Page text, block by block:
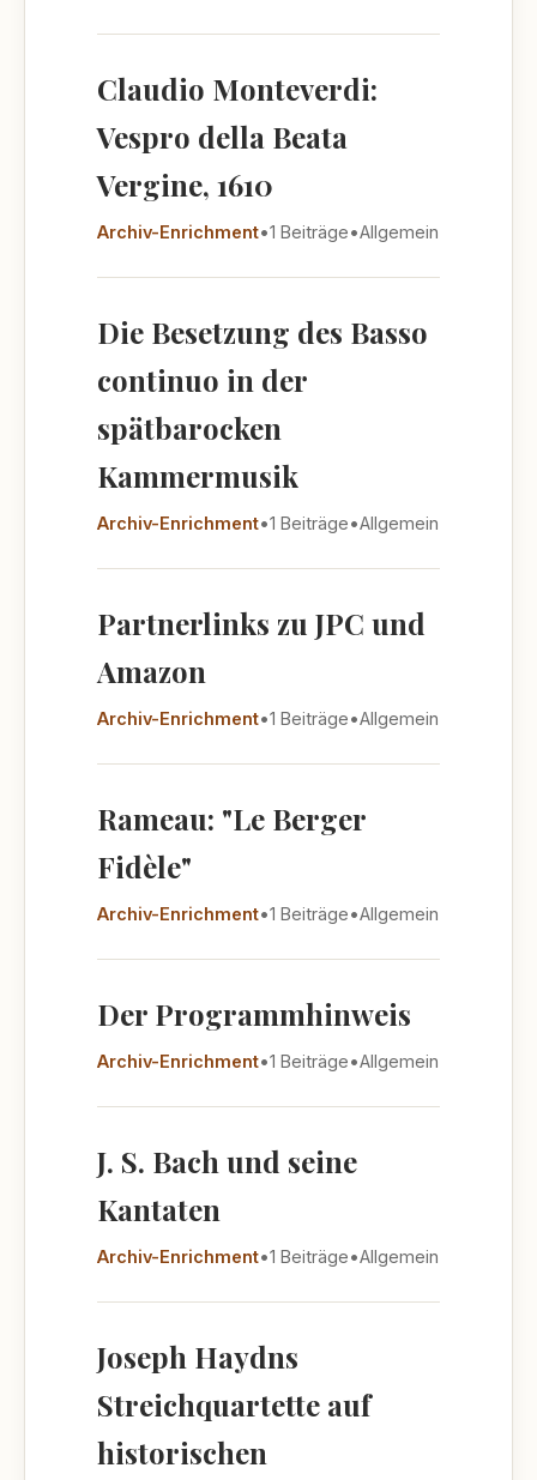
Claudio Monteverdi:
Vespro della Beata
Vergine, 1610
Archiv-Enrichment•1 Beiträge•Allgemein
Die Besetzung des Basso
continuo in der
spätbarocken
Kammermusik
Archiv-Enrichment•1 Beiträge•Allgemein
Partnerlinks zu JPC und
Amazon
Archiv-Enrichment•1 Beiträge•Allgemein
Rameau: "Le Berger
Fidèle"
Archiv-Enrichment•1 Beiträge•Allgemein
Der Programmhinweis
Archiv-Enrichment•1 Beiträge•Allgemein
J. S. Bach und seine
Kantaten
Archiv-Enrichment•1 Beiträge•Allgemein
Joseph Haydns
Streichquartette auf
historischen